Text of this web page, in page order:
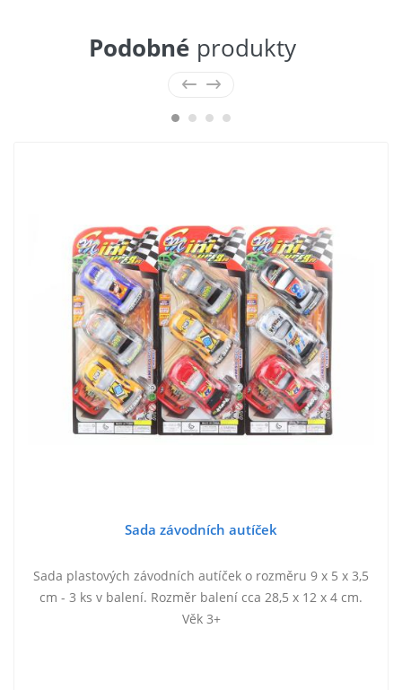
Podobné produkty
Sada závodních autíček
Sada plastových závodních autíček o rozměru 9 x 5 x 3,5
cm - 3 ks v balení. Rozměr balení cca 28,5 x 12 x 4 cm.
Věk 3+